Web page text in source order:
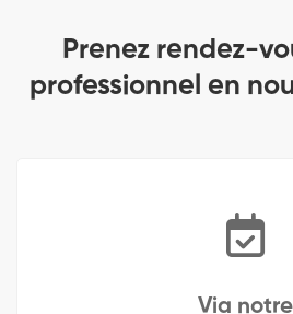
Prenez rendez-
professionnel en
Via notre